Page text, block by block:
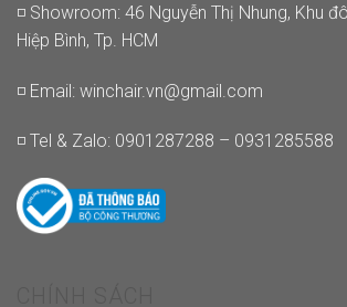
◽ Showroom: 46 Nguyễn Thị Nhung, Khu
Hiệp Bình, Tp. HCM
◽ Email: winchair.vn@gmail.com
◽ Tel & Zalo: 0901287288 – 0931285588